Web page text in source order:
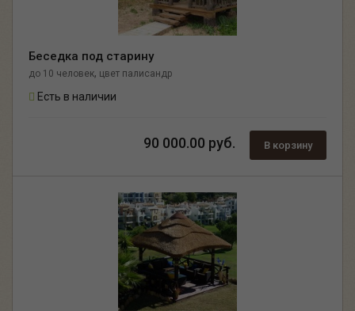
Беседка под старину
до 10 человек, цвет палисандр
Есть в наличии
90 000.00 руб. В корзину